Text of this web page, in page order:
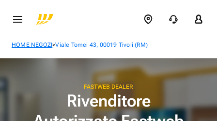
HOME NEGOZI>Viale Tomei 43, 00019 Tivoli (RM)
FASTWEB DEALER
Rivenditore